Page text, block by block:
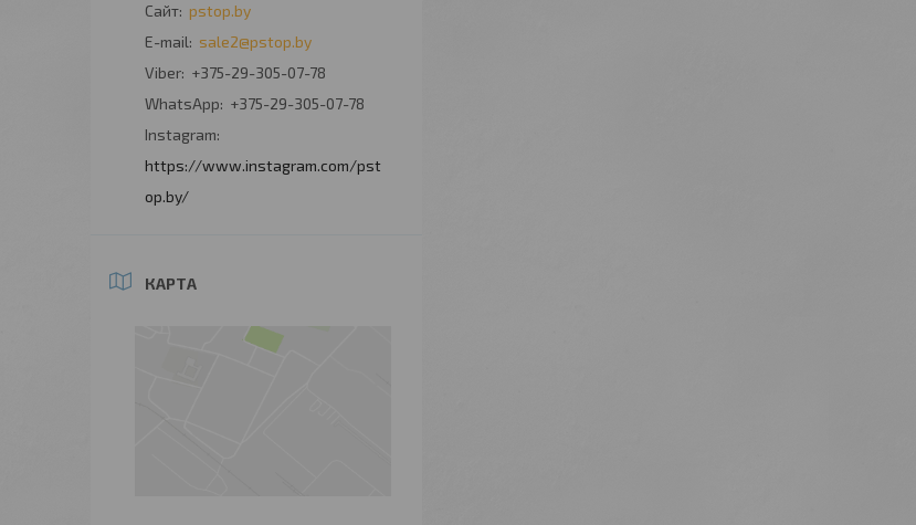
pstop.by
sale2@pstop.by
+375-29-305-07-78
+375-29-305-07-78
Instagram
https://www.instagram.com/pst
op.by/
КАРТА